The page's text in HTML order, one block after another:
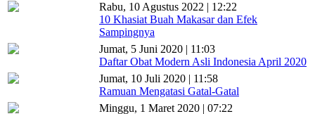
Rabu, 10 Agustus 2022 | 12:22
10 Khasiat Buah Makasar dan Efek
Sampingnya
Jumat, 5 Juni 2020 | 11:03
Daftar Obat Modern Asli Indonesia April 2020
Jumat, 10 Juli 2020 | 11:58
Ramuan Mengatasi Gatal-Gatal
Minggu, 1 Maret 2020 | 07:22